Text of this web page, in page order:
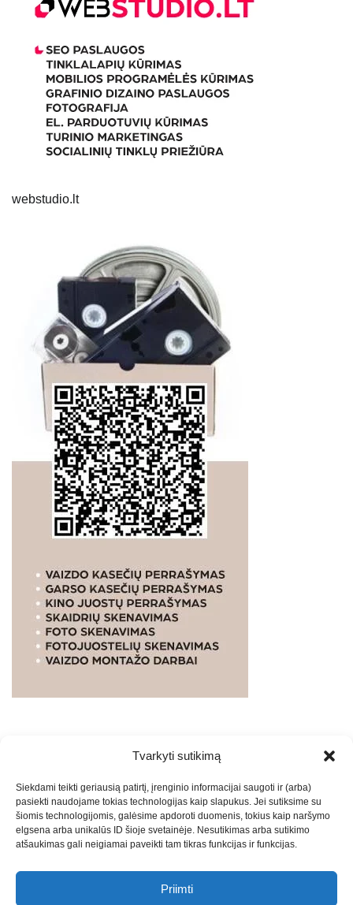
Tvarkyti sutikimą
Siekdami teikti geriausią patirtį, įrenginio informacijai saugoti ir (arba)
pasiekti naudojame tokias technologijas kaip slapukus. Jei sutiksime su
šiomis technologijomis, galėsime apdoroti duomenis, tokius kaip naršymo
elgsena arba unikalūs ID šioje svetainėje. Nesutikimas arba sutikimo
atšaukimas gali neigiamai paveikti tam tikras funkcijas ir funkcijas.
Priimti
webstudio.lt
PASLAUGOS. SEO tekstų rašymas, turinio kūrimas,
straipsnių rašymas ir talpinimas į mūsų valdomas
svetaines.2026Armijai.LTTheme: Express News ByAdore
Themes.
Marketingo agentūra -Teisinės